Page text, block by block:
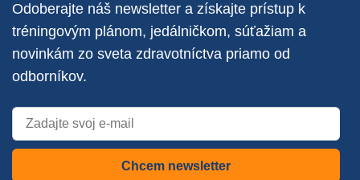
Odoberajte náš newsletter a získajte prístup k
tréningovým plánom, jedálničkom, súťažiam a
novinkám zo sveta zdravotníctva priamo od
odborníkov.
Chcem newsletter